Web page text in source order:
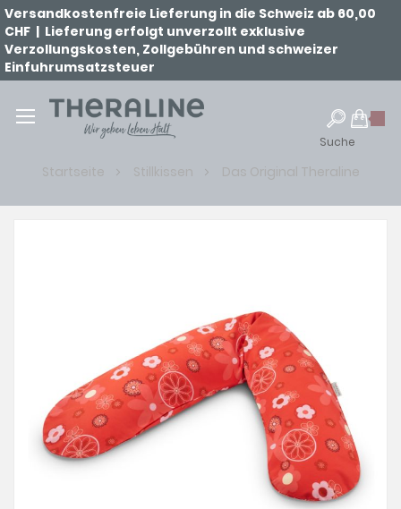
Versandkostenfreie Lieferung in die Schweiz ab 60,00
CHF | Lieferung erfolgt unverzollt exklusive
Verzollungskosten, Zollgebühren und schweizer
Einfuhrumsatzsteuer
Suche
Startseite Stillkissen Das Original Theraline